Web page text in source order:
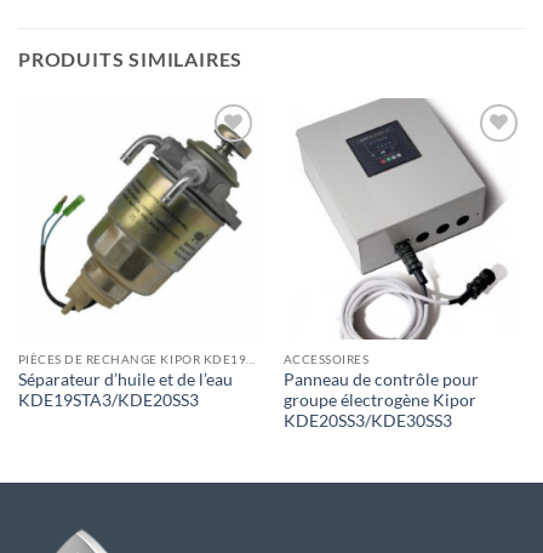
PRODUITS SIMILAIRES
Toevoegen
aan
wenslijst
PIÈCES DE RECHANGE KIPOR KDE19STA3
Séparateur d’huile et de l’eau
KDE19STA3/KDE20SS3
Toevoegen
aan
wenslijst
ACCESSOIRES
Panneau de contrôle pour
groupe électrogène Kipor
KDE20SS3/KDE30SS3